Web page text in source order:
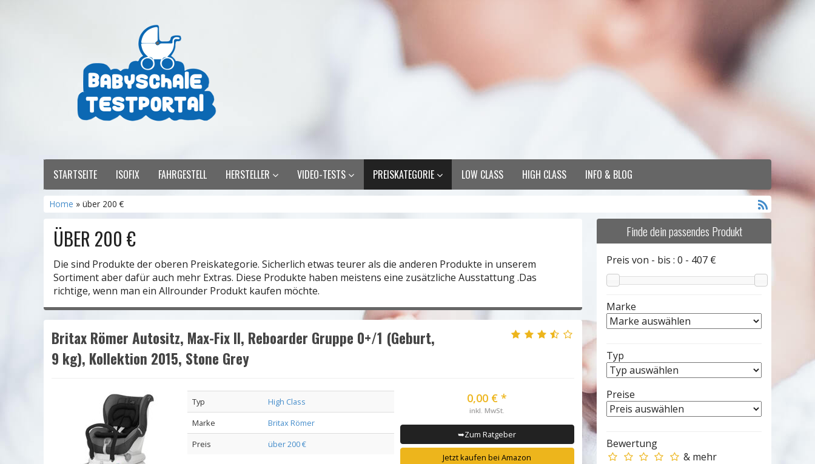
STARTSEITE ISOFIX FAHRGESTELL HERSTELLER VIDEO-TESTS PREISKATEGORIE LOW CLASS HIGH CLASS INFO & BLOG
Home » über 200 €
ÜBER 200 €
Die sind Produkte der oberen Preiskategorie. Sicherlich etwas teurer als die anderen Produkte in unserem
Sortiment aber dafür auch mehr Extras. Diese Produkte haben meistens eine zusätzliche Ausstattung .Das
richtige, wenn man ein Allrounder Produkt kaufen möchte.
Britax Römer Autositz, Max-Fix II, Reboarder Gruppe 0+/1 (Geburt,
9 kg), Kollektion 2015, Stone Grey
Typ
High Class
Marke
Britax Römer
Preis
über 200 €
0,00 € *
inkl. MwSt.
➥Zum Ratgeber
Jetzt kaufen bei Amazon
Finde dein passendes Produkt
Preis von - bis : 0 - 407 €
Marke
Typ
Preise
Bewertung
& mehr